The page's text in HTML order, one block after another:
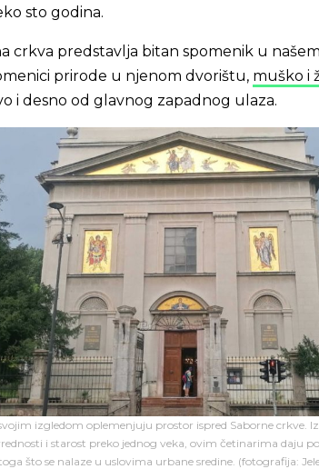
sto godina.
crkva predstavlja bitan spomenik u
prirode u njenom dvorištu, muško i
i desno od glavnog zapadnog ulaza.
izgledom oplemenjuju prostor ispred Saborne crkve.
i starost preko jednog veka, ovim četinarima daju
što se nalaze u uslovima urbane sredine. (fotografija: